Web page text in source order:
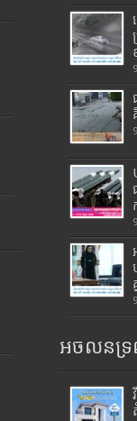
អចលនទ្រ